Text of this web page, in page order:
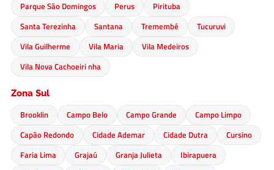
Parque São Domingos
Perus
Pirituba
Santa Terezinha
Santana Tremembé
Tucuruvi
Vila Guilherme
Vila Maria
Vila Medeiros
Vila Nova Cachoeiri nha
Zona Sul
Brooklin Campo Belo Campo Grande
Campo Limpo
Capão Redondo
Cidade Ademar Cidade Dutra
Cursino
Faria Lima
Grajaú Granja Julieta
Ibirapuera